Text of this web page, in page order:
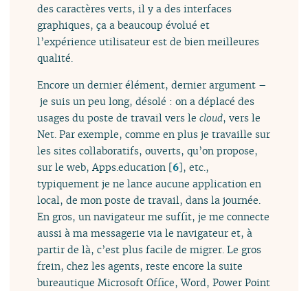
des caractères verts, il y a des interfaces
graphiques, ça a beaucoup évolué et
l’expérience utilisateur est de bien meilleures
qualité.
Encore un dernier élément, dernier argument –
je suis un peu long, désolé : on a déplacé des
usages du poste de travail vers lecloud, vers le
Net. Par exemple, comme en plus je travaille sur
les sites collaboratifs, ouverts, qu’on propose,
sur le web, Apps.education [6], etc.,
typiquement je ne lance aucune application en
local, de mon poste de travail, dans la journée.
En gros, un navigateur me suffit, je me connecte
aussi à ma messagerie via le navigateur et, à
partir de là, c’est plus facile de migrer. Le gros
frein, chez les agents, reste encore la suite
bureautique Microsoft Office, Word, Power Point